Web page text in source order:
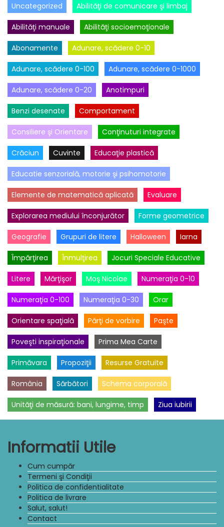
Uncategorized Abilităţi de comunicare şi limbaj
Abilităţi manuale Abilităţi socioemoţionale
Abonamente Adunare, scădere 0-10
Adunare, scădere 0-100 Adunare, scădere 0-1000
Adunare, scădere 0-20 Anotimpuri
Benzi desenate Comportament
Consiliere şi Orientare Conţinuturi integrate
Crăciun Cuvinte Educaţie plastică
Educatie senzorială, motorie şi psihomotorie
Elemente de matematică aplicată Evaluare
Explorarea mediului înconjurător Forme geometrice
Geografie Grupuri de litere Halloween Iarna
Împărţirea Înmulţirea Jocuri Speciale Educative
Litere Mărţişor Moş Nicolae Numeraţia 0-10
Numeraţia 0-100 Numeraţia 0-30 Orar
Orientare spaţială Părţi de vorbire Paşte
Poveşti inspiraţionale Prima Mea Carte
Primăvara Propoziţii Resurse Gratuite
România Sărbători Schema corporală
Unităţi de măsură: bani, lungime, timp Ziua iubirii
Informatii Utile
Cum cumpăr
Termeni şi Condiţii
Politica de confidentialitate
Politica de livrare
Salut, salut!
Contact